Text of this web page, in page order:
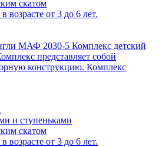
скатом
возрасте от 3 до 6 лет.
МАФ 2030-5 Комплекс детский
представляет собой
конструкцию. Комплекс
и ступеньками
скатом
возрасте от 3 до 6 лет.